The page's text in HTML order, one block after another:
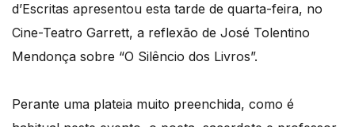
d’Escritas apresentou esta tarde de quarta-feira, no
Cine-Teatro Garrett, a reflexão de José Tolentino
Mendonça sobre “O Silêncio dos Livros”.
Perante uma plateia muito preenchida, como é